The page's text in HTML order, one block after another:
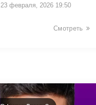
23 февраля, 2026 19:50
Смотреть